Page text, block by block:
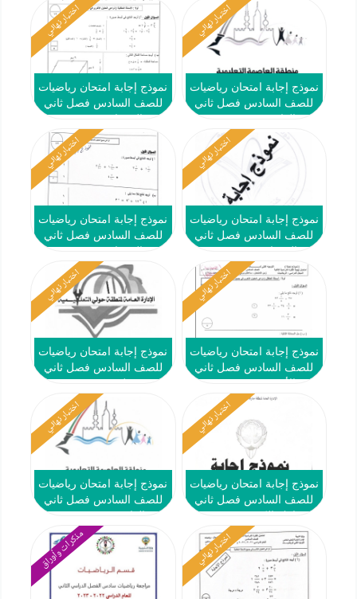
اختبار نهائي
نموذج إجابة امتحان رياضيات
للصف السادس فصل ثاني
اختبار نهائي
نموذج إجابة امتحان رياضيات
للصف السادس فصل ثاني
اختبار نهائي
نموذج إجابة امتحان رياضيات
للصف السادس فصل ثاني
اختبار نهائي
نموذج إجابة امتحان رياضيات
للصف السادس فصل ثاني
اختبار نهائي
نموذج إجابة امتحان رياضيات
للصف السادس فصل ثاني
اختبار نهائي
نموذج إجابة امتحان رياضيات
للصف السادس فصل ثاني
اختبار نهائي
نموذج إجابة امتحان رياضيات
للصف السادس فصل ثاني
اختبار نهائي
نموذج إجابة امتحان رياضيات
للصف السادس فصل ثاني
اختبار نهائي مذكرات وأوراق